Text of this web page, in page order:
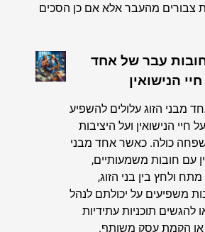
צבורים מהעבר אלא אם כן הסכים
עבר של אחד
הנישואין
מבני הזוג עלולים להשפיע
חיי הנישואין ועל היציבות
כולה. כאשר אחד מבני
עם חובות משמעותיים,
ולחץ בין בני הזוג,
משפיעים על יכולתם לנהל
להגשים תוכניות עתידיות
או הקמת עסק משותף.